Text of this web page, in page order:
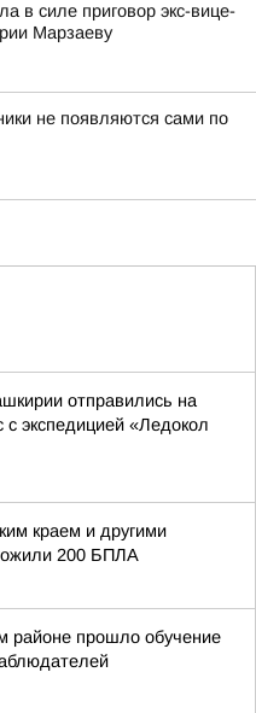
в силе приговор экс-вице-
Марзаеву
не появляются сами по
отправились на
экспедицией «Ледокол
краем и другими
200 БПЛА
районе прошло обучение